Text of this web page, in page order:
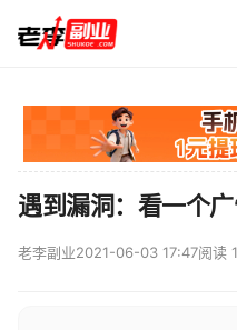
遇到漏洞：看一个广
老李副业2021-06-03 17:47阅读